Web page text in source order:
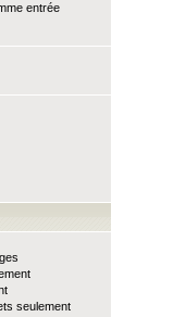
entrée
seulement